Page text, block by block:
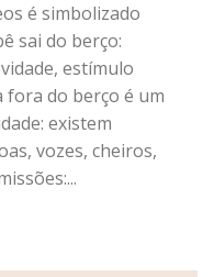
é simbolizado
sai do berço:
estímulo
fora do berço é um
existem
vozes, cheiros,